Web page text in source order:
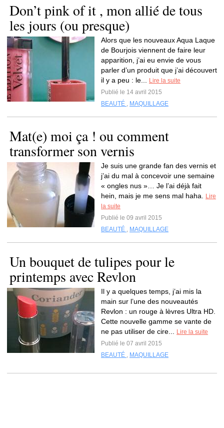
Don’t pink of it , mon allié de tous
les jours (ou presque)
Alors que les nouveaux Aqua Laque
de Bourjois viennent de faire leur
apparition, j’ai eu envie de vous
parler d’un produit que j’ai découvert
il y a peu : le...
Lire la suite
Publié le 14 avril 2015
BEAUTÉ , MAQUILLAGE
Mat(e) moi ça ! ou comment
transformer son vernis
Je suis une grande fan des vernis et
j’ai du mal à concevoir une semaine
« ongles nus »… Je l’ai déjà fait
hein, mais je me sens mal haha.
Lire
la suite
Publié le 09 avril 2015
BEAUTÉ , MAQUILLAGE
Un bouquet de tulipes pour le
printemps avec Revlon
Il y a quelques temps, j’ai mis la
main sur l’une des nouveautés
Revlon : un rouge à lèvres Ultra HD.
Cette nouvelle gamme se vante de
ne pas utiliser de cire...
Lire la suite
Publié le 07 avril 2015
BEAUTÉ , MAQUILLAGE